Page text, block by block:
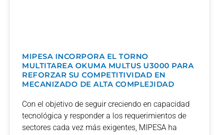
MIPESA INCORPORA EL TORNO
MULTITAREA OKUMA MULTUS U3000 PARA
REFORZAR SU COMPETITIVIDAD EN
MECANIZADO DE ALTA COMPLEJIDAD
Con el objetivo de seguir creciendo en capacidad
tecnológica y responder a los requerimientos de
sectores cada vez más exigentes, MIPESA ha